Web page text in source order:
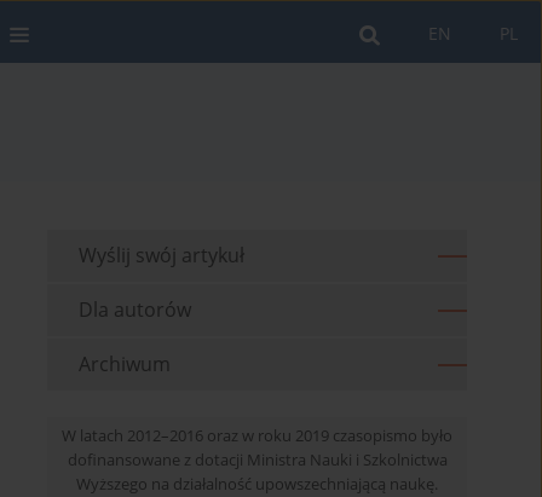
PL
EN
Wyślij swój artykuł
Dla autorów
Archiwum
W latach 2012–2016 oraz w roku 2019 czasopismo było
dofinansowane z dotacji Ministra Nauki i Szkolnictwa
Wyższego na działalność upowszechniającą naukę.